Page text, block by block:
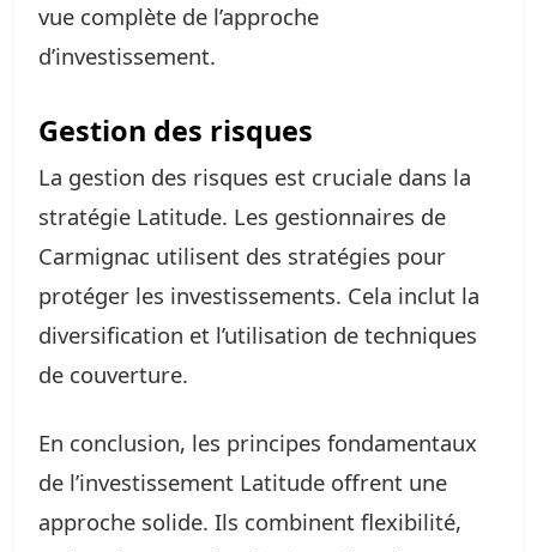
vue complète de l’approche
d’investissement.
Gestion des risques
La gestion des risques est cruciale dans la
stratégie Latitude. Les gestionnaires de
Carmignac utilisent des stratégies pour
protéger les investissements. Cela inclut la
diversification et l’utilisation de techniques
de couverture.
En conclusion, les principes fondamentaux
de l’investissement Latitude offrent une
approche solide. Ils combinent flexibilité,